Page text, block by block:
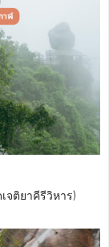
จติยาคีรีวิหาร)